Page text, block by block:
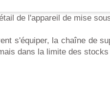
de l'appareil de mise
s'équiper, la chaîne de
dans la limite des